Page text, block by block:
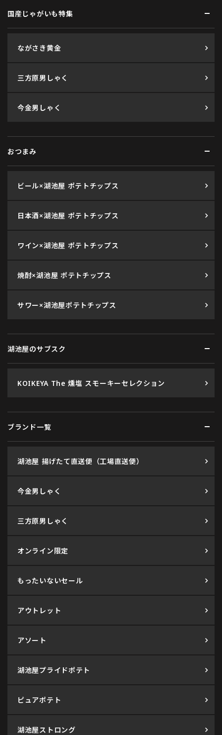
国産じゃがいも特集
ながさき黄金
三方原男しゃく
今金男しゃく
おつまみ
ビール×湖池屋 ポテトチップス
日本酒×湖池屋 ポテトチップス
ワイン×湖池屋 ポテトチップス
焼酎×湖池屋 ポテトチップス
サワー×湖池屋ポテトチップス
湖池屋のサブスク
KOIKEYA The 燻塩 スモーキーセレクション
ブランド一覧
湖池屋 揚げたて直送便（工場直送便）
今金男しゃく
三方原男しゃく
オンライン限定
もったいないセール
アウトレット
アソート
湖池屋プライドポテト
ピュアポテト
湖池屋ストロング